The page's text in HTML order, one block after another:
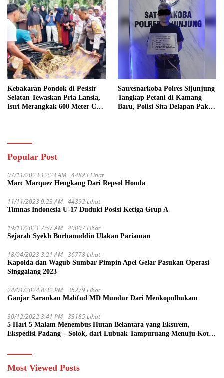
Kebakaran Pondok di Pesisir
Selatan Tewaskan Pria Lansia,
Istri Merangkak 600 Meter Cari
Satresnarkoba Polres Sijunjung
Tangkap Petani di Kamang
Baru, Polisi Sita Delapan Paket
Popular Post
07/11/2023 12:23 AM 44823 Lihat
Marc Marquez Hengkang Dari Repsol Honda
11/11/2023 9:23 AM 44392 Lihat
Timnas Indonesia U-17 Duduki Posisi Ketiga Grup A
19/11/2021 7:57 AM 40007 Lihat
Sejarah Syekh Burhanuddin Ulakan Pariaman
18/04/2023 3:21 AM 36778 Lihat
Kapolda dan Wagub Sumbar Pimpin Apel Gelar Pasukan Operasi
Singgalang 2023
24/01/2024 8:32 PM 35279 Lihat
Ganjar Sarankan Mahfud MD Mundur Dari Menkopolhukam
30/12/2022 3:41 PM 33185 Lihat
5 Hari 5 Malam Menembus Hutan Belantara yang Ekstrem,
Ekspedisi Padang – Solok, dari Lubuak Tampuruang Menuju Koto
Most Viewed Posts